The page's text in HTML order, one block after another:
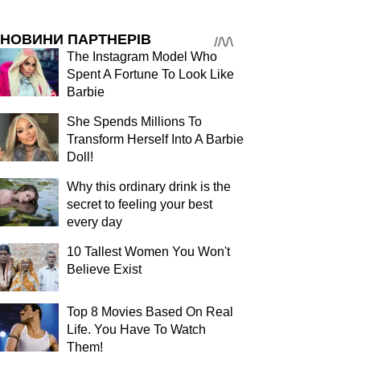
НОВИНИ ПАРТНЕРІВ
The Instagram Model Who
Spent A Fortune To Look Like
Barbie
She Spends Millions To
Transform Herself Into A Barbie
Doll!
Why this ordinary drink is the
secret to feeling your best
every day
10 Tallest Women You Won't
Believe Exist
Top 8 Movies Based On Real
Life. You Have To Watch
Them!